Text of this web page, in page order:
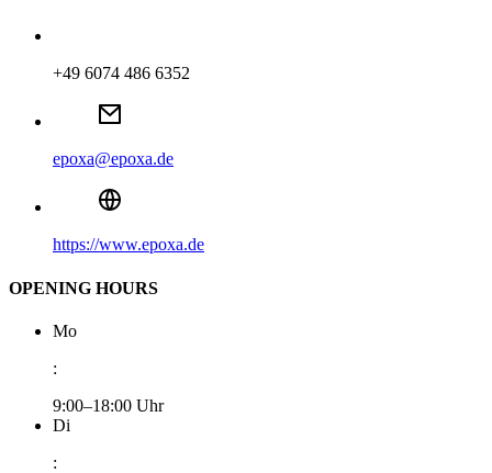
+49 6074 486 6352
epoxa@epoxa.de
https://www.epoxa.de
OPENING HOURS
Mo
:
9:00–18:00 Uhr
Di
: